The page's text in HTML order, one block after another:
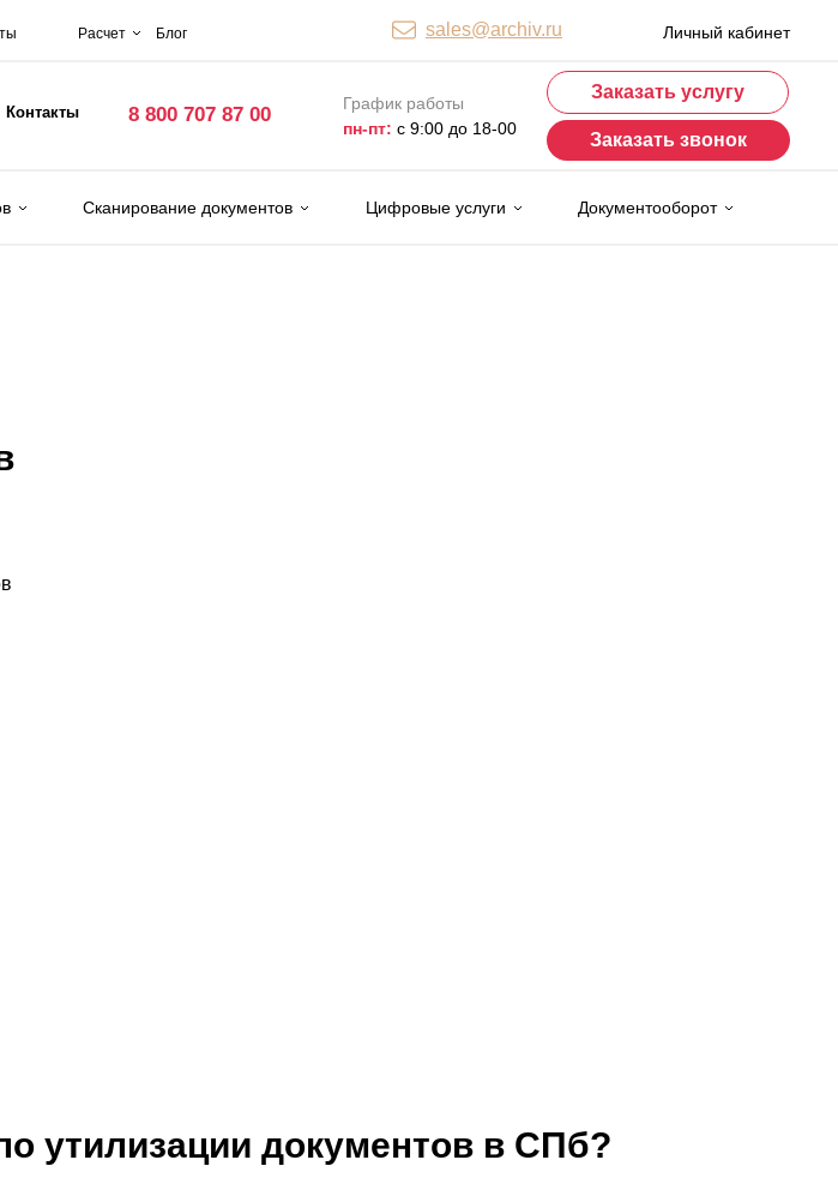
Расчет Блог sales@archiv.ru Личный кабинет
Контакты 8 800 707 87 00
График работы
пн-пт: с 9:00 до 18-00
Заказать услугу
Заказать звонок
Сканирование документов Цифровые услуги Документооборот
утилизации документов в СПб?